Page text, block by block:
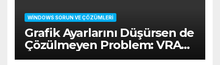
WINDOWS SORUN VE ÇÖZÜMLERI
Grafik Ayarlarını Düşürsen de
Çözülmeyen Problem: VRAM
Sınırı